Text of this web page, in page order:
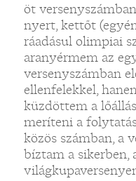
öt
nyert, kettőt
ráadásul olimpiai
aranyérmem az
versenyszámban
ellenfelekkel,
küzdöttem a
meríteni a
közös számban, a
bíztam a sikerben,